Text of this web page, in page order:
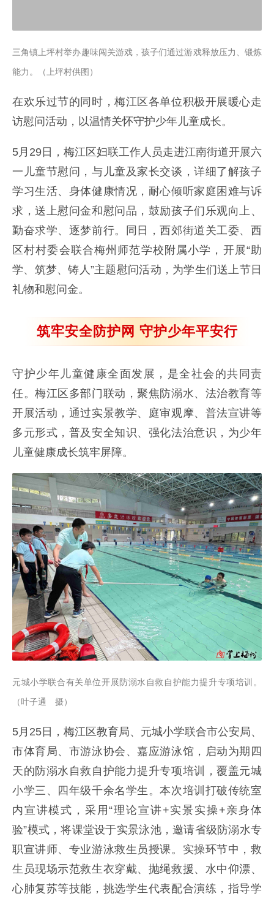
三角镇上坪村举办趣味闯关游戏，孩子们通过游戏释放压力、锻炼
能力。（上坪村供图）
在欢乐过节的同时，梅江区各单位积极开展暖心走
访慰问活动，以温情关怀守护少年儿童成长。
5月29日，梅江区妇联工作人员走进江南街道开展六
一儿童节慰问，与儿童及家长交谈，详细了解孩子
学习生活、身体健康情况，耐心倾听家庭困难与诉
求，送上慰问金和慰问品，鼓励孩子们乐观向上、
勤奋求学、逐梦前行。同日，西郊街道关工委、西
区村村委会联合梅州师范学校附属小学，开展“助
学、筑梦、铸人”主题慰问活动，为学生们送上节日
礼物和慰问金。
筑牢安全防护网 守护少年平安行
守护少年儿童健康全面发展，是全社会的共同责
任。梅江区多部门联动，聚焦防溺水、法治教育等
开展活动，通过实景教学、庭审观摩、普法宣讲等
多元形式，普及安全知识、强化法治意识，为少年
儿童健康成长筑牢屏障。
元城小学联合有关单位开展防溺水自救自护能力提升专项培训。
（叶子通 摄）
5月25日，梅江区教育局、元城小学联合市公安局、
市体育局、市游泳协会、嘉应游泳馆，启动为期四
天的防溺水自救自护能力提升专项培训，覆盖元城
小学三、四年级千余名学生。本次培训打破传统室
内宣讲模式，采用“理论宣讲+实景实操+亲身体
验”模式，将课堂设于实景泳池，邀请省级防溺水专
职宣讲师、专业游泳救生员授课。实操环节中，救
生员现场示范救生衣穿戴、抛绳救援、水中仰漂、
心肺复苏等技能，挑选学生代表配合演练，指导学